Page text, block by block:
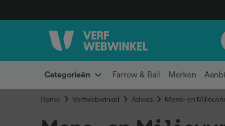
Categorieën Farrow & Ball Merken
Home Verfwebwinkel Advies Mens- en